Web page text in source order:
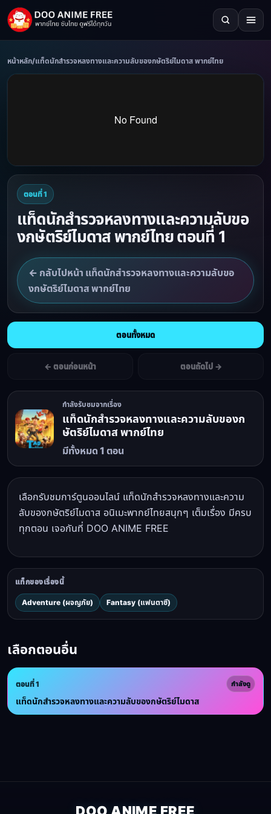
หน้าหลัก/แท็ดนักสำรวจหลงทางและความลับของกษัตริย์ไมดาส พากย์ไทย
ตอนที่ 1
แท็ดนักสำรวจหลงทางและความลับขอ
งกษัตริย์ไมดาส พากย์ไทย ตอนที่ 1
← กลับไปหน้า แท็ดนักสำรวจหลงทางและความลับขอ
งกษัตริย์ไมดาส พากย์ไทย
← ตอนก่อนหน้า
ตอนทั้งหมด
ตอนถัดไป →
กำลังรับชมจากเรื่อง
แท็ดนักสำรวจหลงทางและความลับของก
ษัตริย์ไมดาส พากย์ไทย
มีทั้งหมด 1 ตอน
เลือกรับชมการ์ตูนออนไลน์ แท็ดนักสำรวจหลงทางและความ
ลับของกษัตริย์ไมดาส อนิเมะพากย์ไทยสนุกๆ เต็มเรื่อง มีครบ
ทุกตอน เจอกันที่ DOO ANIME FREE
แท็กของเรื่องนี้
Adventure (ผจญภัย) Fantasy (แฟนตาซี)
เลือกตอนอื่น
ตอนที่ 1 กำลังดู
แท็ดนักสำรวจหลงทางและความลับของกษัตริย์ไมดาส